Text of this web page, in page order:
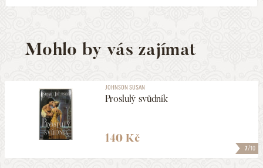
Mohlo by vás zajímat
7/10
JOHNSON SUSAN
Proslulý svůdník
140 Kč